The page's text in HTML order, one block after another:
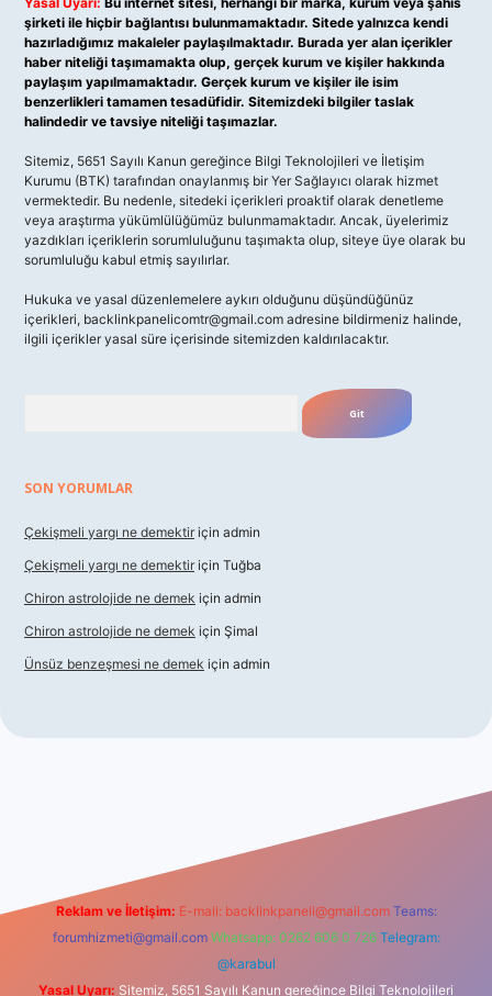
şirketi ile hiçbir bağlantısı bulunmamaktadır. Sitede yalnızca kendi
hazırladığımız makaleler paylaşılmaktadır. Burada yer alan içerikler
haber niteliği taşımamakta olup, gerçek kurum ve kişiler hakkında
paylaşım yapılmamaktadır. Gerçek kurum ve kişiler ile isim
benzerlikleri tamamen tesadüfidir. Sitemizdeki bilgiler taslak
halindedir ve tavsiye niteliği taşımazlar.
Sitemiz, 5651 Sayılı Kanun gereğince Bilgi Teknolojileri ve İletişim
Kurumu (BTK) tarafından onaylanmış bir Yer Sağlayıcı olarak hizmet
vermektedir. Bu nedenle, sitedeki içerikleri proaktif olarak denetleme
veya araştırma yükümlülüğümüz bulunmamaktadır. Ancak, üyelerimiz
yazdıkları içeriklerin sorumluluğunu taşımakta olup, siteye üye olarak bu
sorumluluğu kabul etmiş sayılırlar.
Hukuka ve yasal düzenlemelere aykırı olduğunu düşündüğünüz
içerikleri, backlinkpanelicomtr@gmail.com adresine bildirmeniz halinde,
ilgili içerikler yasal süre içerisinde sitemizden kaldırılacaktır.
SON YORUMLAR
Çekişmeli yargı ne demektir için admin
Çekişmeli yargı ne demektir için Tuğba
Chiron astrolojide ne demek için admin
Chiron astrolojide ne demek için Şimal
Ünsüz benzeşmesi ne demek için admin
Reklam ve İletişim: E-mail: backlinkpaneli@gmail.com Teams:
forumhizmeti@gmail.com Whatsapp: 0262 606 0 726 Telegram:
@karabul
Yasal Uyarı: Sitemiz, 5651 Sayılı Kanun gereğince Bilgi Teknolojileri